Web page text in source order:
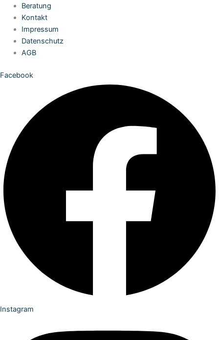
Zum
Inhalt
springen
Beratung
Kontakt
Impressum
Datenschutz
AGB
Facebook
Instagram